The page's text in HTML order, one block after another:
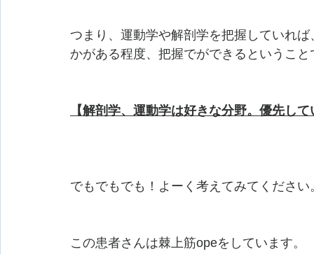
つまり、運動学や解剖学を把握していれ
かがある程度、把握でができるということ
【解剖学、運動学は好きな分野。優先し
でもでもでも！よーく考えてみてください
この患者さんは棘上筋opeをしています。